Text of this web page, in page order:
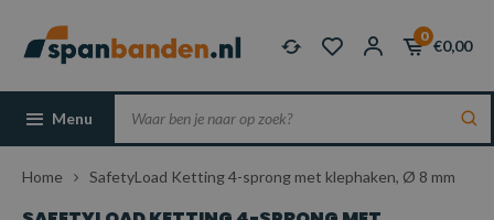
0
€0,00
Menu
Home SafetyLoad Ketting 4-sprong met klephaken, Ø 8 mm